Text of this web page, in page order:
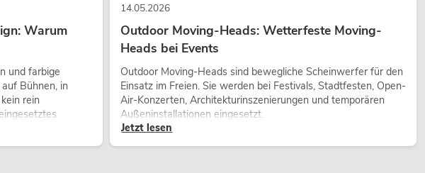
Warum
und farbige
Bühnen, in
rein
Szenen
14.05.2026
Outdoor Moving-Heads: Wetterfeste Moving-
Heads bei Events
Outdoor Moving-Heads sind bewegliche Scheinwerfer für den
Einsatz im Freien. Sie werden bei Festivals, Stadtfesten, Open-
Air-Konzerten, Architekturinszenierungen und temporären
Außeninstallationen eingesetzt.
Jetzt lesen